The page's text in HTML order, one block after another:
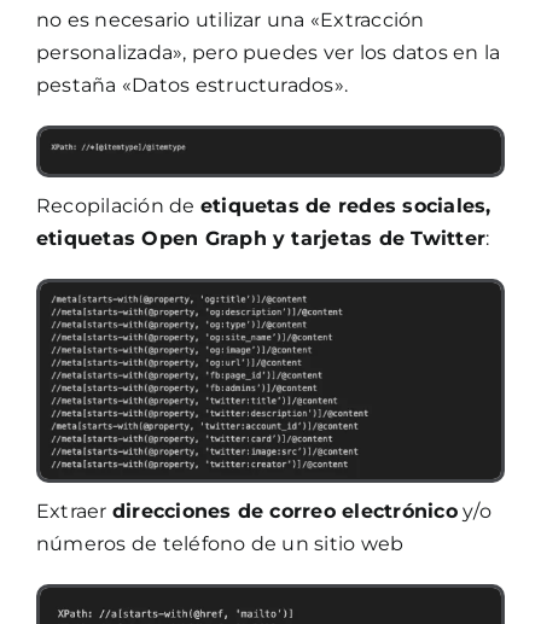
no es necesario utilizar una «Extracción
personalizada», pero puedes ver los datos en la
pestaña «Datos estructurados».
Recopilación de etiquetas de redes sociales,
etiquetas Open Graph y tarjetas de Twitter:
Extraer direcciones de correo electrónicoy/o
números de teléfono de un sitio web